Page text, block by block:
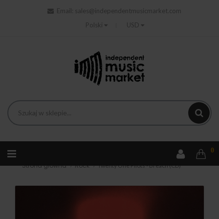
Email:
sales@independentmusicmarket.com
Polski
USD
0
Strona główna Rock Twenty One Pilots - Breach (CD)